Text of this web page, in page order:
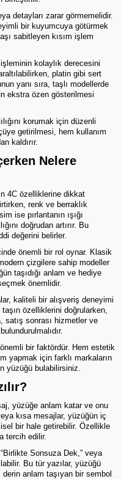
detayları zarar görmemelidir.
bir kuyumcuya götürmek
sabitleyen kısım işlem
kolaylık derecesini
platin gibi sert
yanı sıra, taşlı modellerde
ekstra özen gösterilmesi
korumak için düzenli
getirilmesi, hem kullanım
kaldırır.
Nelere
4C özelliklerine dikkat
renk ve berraklık
ise pırlantanın ışığı
doğrudan artırır. Bu
değerini belirler.
önemli bir rol oynar. Klasik
çizgilere sahip modeller
taşıdığı anlam ve hediye
önemlidir.
kaliteli bir alışveriş deneyimi
taşın özelliklerini doğrularken,
satış sonrası hizmetler ve
bir faktördür. Hem estetik
yapmak için farklı markaların
yüzüğü bulabilirsiniz.
yüzüğe anlam katar ve onu
kısa mesajlar, yüzüğün iç
bir hale getirebilir. Özellikle
tercih edilir.
Sonsuza Dek,” veya
Bu tür yazılar, yüzüğü
anlam taşıyan bir sembol